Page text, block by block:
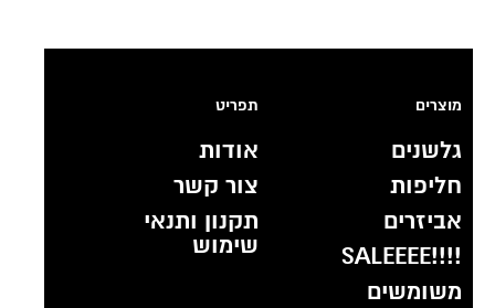
מוצרים
גלשנים
חליפות
אביזרים
!!!!SALEEEE
משומשים
תפריט
אודות
צור קשר
תקנון ותנאי
שימוש